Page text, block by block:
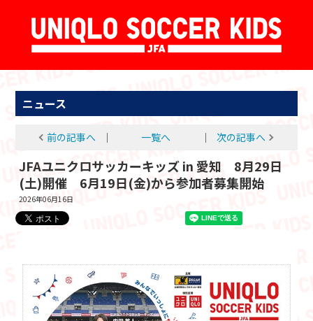
ニュース
前の記事へ │ 一覧へ │ 次の記事へ
JFAユニクロサッカーキッズ in 愛知 8月29日
(土)開催 6月19日(金)から参加者募集開始
2026年06月16日